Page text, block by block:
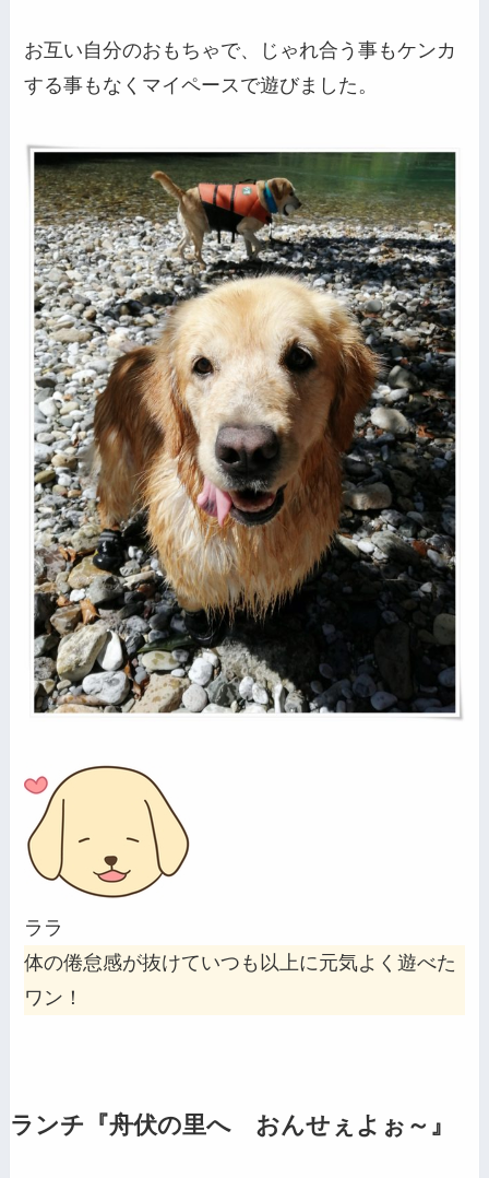
お互い自分のおもちゃで、じゃれ合う事もケンカ
する事もなくマイペースで遊びました。
ララ
体の倦怠感が抜けていつも以上に元気よく遊べた
ワン！
ランチ『舟伏の里へ おんせぇよぉ～』